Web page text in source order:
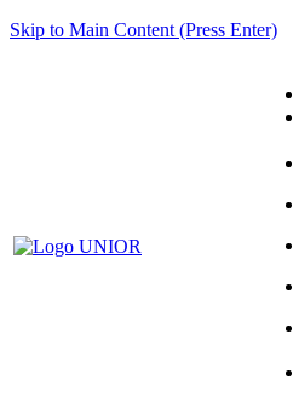
Skip to Main Content (Press Enter)